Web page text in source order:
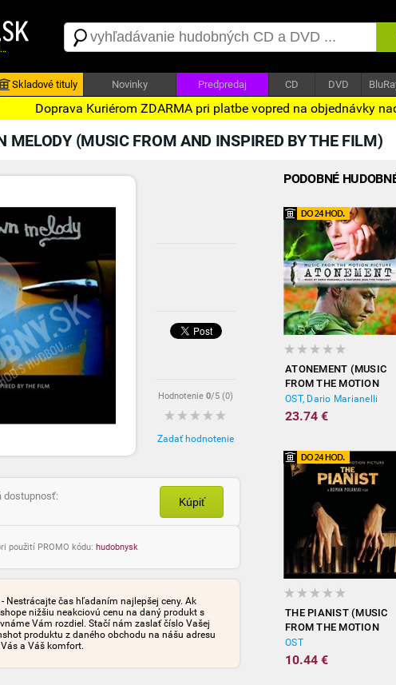
Skladové tituly Novinky Predpredaj CD DVD
Doprava Kuriérom ZDARMA pri platbe vopred na objednávky
MELODY (MUSIC FROM AND INSPIRED BY THE FILM)
Hodnotenie 0/5 (0)
Zadať hodnotenie
dostupnosť:
Kúpiť
použití PROMO kódu: hudobnysk
- Nestrácajte čas hľadaním najlepšej ceny. Ak
nižšiu neakciovú cenu na daný produkt s
Vám rozdiel. Stačí nám zaslať číslo Vašej
produktu z daného obchodu na nášu adresu
a Váš komfort.
PODOBNÉ
ATONEMENT (MUSIC
FROM THE MOTION
PICTURE)
OST, Dario Marianelli
23.74 €
THE PIANIST (MUSIC
FROM THE MOTION
PICTURE)
OST
10.44 €